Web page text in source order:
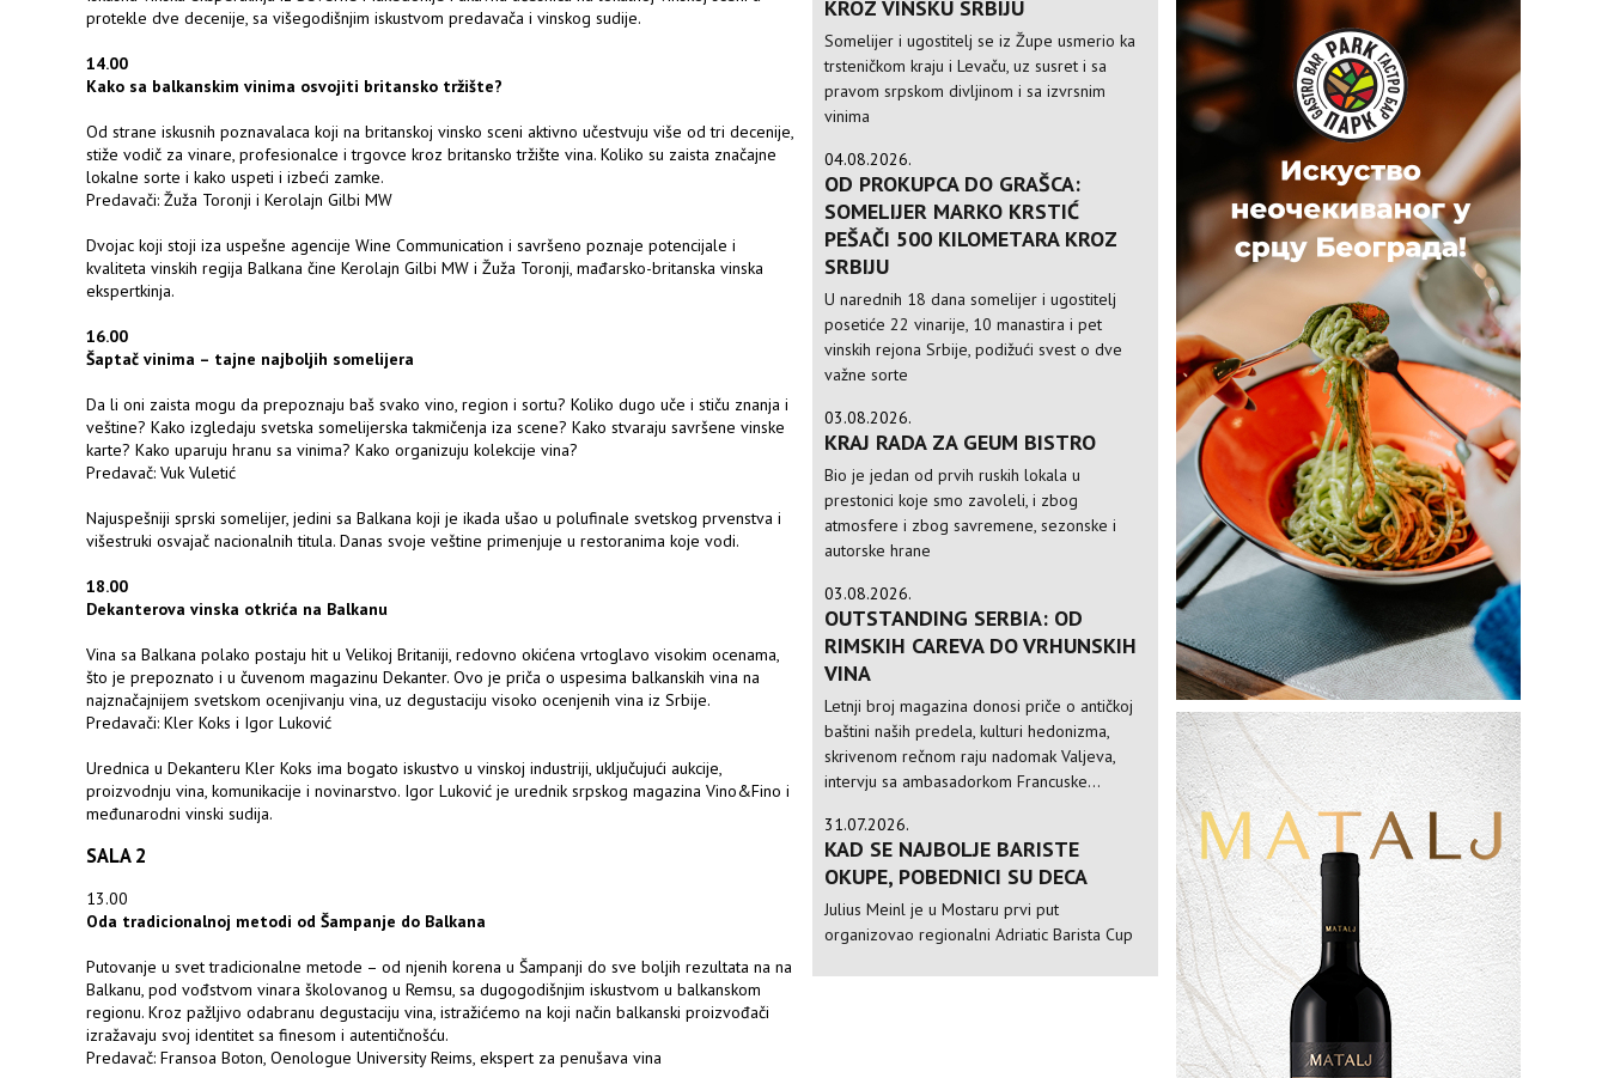
protekle dve decenije, sa višegodišnjim iskustvom predavača i vinskog sudije.
14.00
Kako sa balkanskim vinima osvojiti britansko tržište?
Od strane iskusnih poznavalaca koji na britanskoj vinsko sceni aktivno učestvuju više od tri decenije,
stiže vodič za vinare, profesionalce i trgovce kroz britansko tržište vina. Koliko su zaista značajne
lokalne sorte i kako uspeti i izbeći zamke.
Predavači: Žuža Toronji i Kerolajn Gilbi MW
Dvojac koji stoji iza uspešne agencije Wine Communication i savršeno poznaje potencijale i
kvaliteta vinskih regija Balkana čine Kerolajn Gilbi MW i Žuža Toronji, mađarsko-britanska vinska
ekspertkinja.
16.00
Šaptač vinima – tajne najboljih somelijera
Da li oni zaista mogu da prepoznaju baš svako vino, region i sortu? Koliko dugo uče i stiču znanja i
veštine? Kako izgledaju svetska somelijerska takmičenja iza scene? Kako stvaraju savršene vinske
karte? Kako uparuju hranu sa vinima? Kako organizuju kolekcije vina?
Predavač: Vuk Vuletić
Najuspešniji sprski somelijer, jedini sa Balkana koji je ikada ušao u polufinale svetskog prvenstva i
višestruki osvajač nacionalnih titula. Danas svoje veštine primenjuje u restoranima koje vodi.
18.00
Dekanterova vinska otkrića na Balkanu
Vina sa Balkana polako postaju hit u Velikoj Britaniji, redovno okićena vrtoglavo visokim ocenama,
što je prepoznato i u čuvenom magazinu Dekanter. Ovo je priča o uspesima balkanskih vina na
najznačajnijem svetskom ocenjivanju vina, uz degustaciju visoko ocenjenih vina iz Srbije.
Predavači: Kler Koks i Igor Luković
Urednica u Dekanteru Kler Koks ima bogato iskustvo u vinskoj industriji, uključujući aukcije,
proizvodnju vina, komunikacije i novinarstvo. Igor Luković je urednik srpskog magazina Vino&Fino i
međunarodni vinski sudija.
SALA 2
13.00
Oda tradicionalnoj metodi od Šampanje do Balkana
Putovanje u svet tradicionalne metode – od njenih korena u Šampanji do sve boljih rezultata na na
Balkanu, pod vođstvom vinara školovanog u Remsu, sa dugogodišnjim iskustvom u balkanskom
regionu. Kroz pažljivo odabranu degustaciju vina, istražićemo na koji način balkanski proizvođači
izražavaju svoj identitet sa finesom i autentičnošću.
Predavač: Fransoa Boton, Oenologue University Reims, ekspert za penušava vina
KROZ VINSKU SRBIJU
Somelijer i ugostitelj se iz Župe usmerio ka
trsteničkom kraju i Levaču, uz susret i sa
pravom srpskom divljinom i sa izvrsnim
vinima
04.08.2026.
OD PROKUPCA DO GRAŠCA:
SOMELIJER MARKO KRSTIĆ
PEŠAČI 500 KILOMETARA KROZ
SRBIJU
U narednih 18 dana somelijer i ugostitelj
posetiće 22 vinarije, 10 manastira i pet
vinskih rejona Srbije, podižući svest o dve
važne sorte
03.08.2026.
KRAJ RADA ZA GEUM BISTRO
Bio je jedan od prvih ruskih lokala u
prestonici koje smo zavoleli, i zbog
atmosfere i zbog savremene, sezonske i
autorske hrane
03.08.2026.
OUTSTANDING SERBIA: OD
RIMSKIH CAREVA DO VRHUNSKIH
VINA
Letnji broj magazina donosi priče o antičkoj
baštini naših predela, kulturi hedonizma,
skrivenom rečnom raju nadomak Valjeva,
intervju sa ambasadorkom Francuske...
31.07.2026.
KAD SE NAJBOLJE BARISTE
OKUPE, POBEDNICI SU DECA
Julius Meinl je u Mostaru prvi put
organizovao regionalni Adriatic Barista Cup